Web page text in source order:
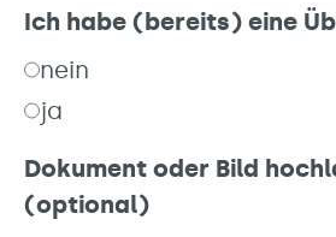
Ich habe (bereits) eine
nein
ja
Dokument oder Bild
(optional)